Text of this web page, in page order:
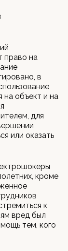
право на
в
на объект и на
для
или оказать
кроме
к
вред был
тем, кого